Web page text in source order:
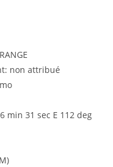
non attribué
min 31 sec E 112 deg